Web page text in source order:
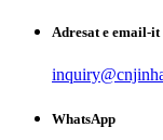
Adresat e email-it
WhatsApp